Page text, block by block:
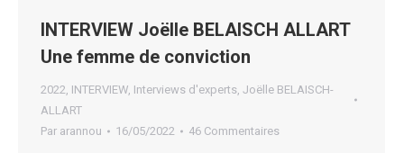
INTERVIEW Joëlle BELAISCH ALLART
Une femme de conviction
2022, INTERVIEW, Interviews d'experts, Joëlle BELAISCH-
ALLART
Par arannou 16/05/2022 46 Commentaires